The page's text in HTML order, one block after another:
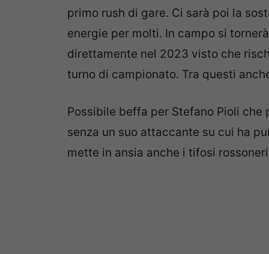
primo rush di gare. Ci sarà poi la
energie per molti. In campo si
direttamente nel 2023 visto che
turno di campionato. Tra questi
Possibile beffa per Stefano Pioli
senza un suo attaccante su cui ha
mette in ansia anche i tifosi